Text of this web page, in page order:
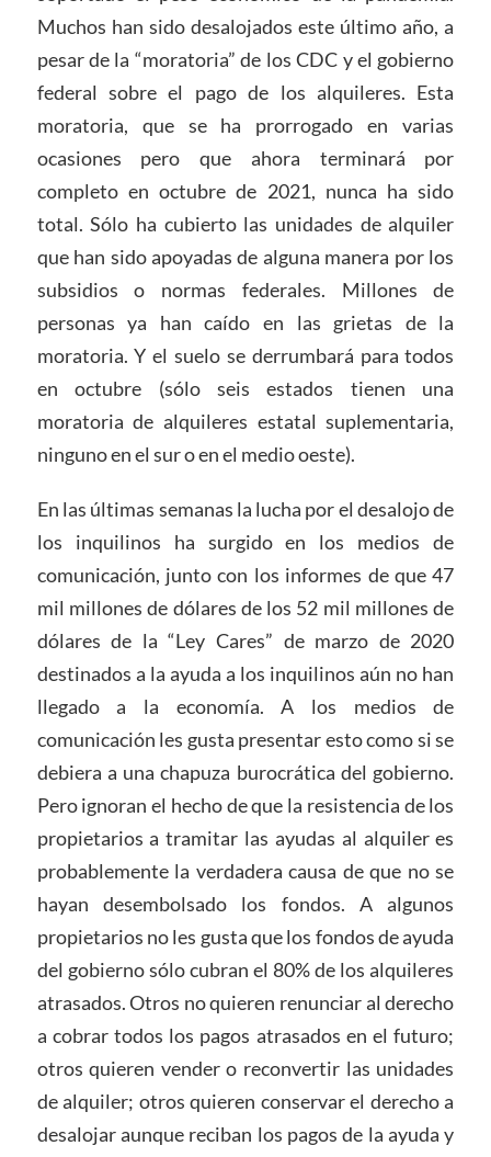
Muchos han sido desalojados este último año, a
pesar de la “moratoria” de los CDC y el gobierno
federal sobre el pago de los alquileres. Esta
moratoria, que se ha prorrogado en varias
ocasiones pero que ahora terminará por
completo en octubre de 2021, nunca ha sido
total. Sólo ha cubierto las unidades de alquiler
que han sido apoyadas de alguna manera por los
subsidios o normas federales. Millones de
personas ya han caído en las grietas de la
moratoria. Y el suelo se derrumbará para todos
en octubre (sólo seis estados tienen una
moratoria de alquileres estatal suplementaria,
ninguno en el sur o en el medio oeste).
En las últimas semanas la lucha por el desalojo de
los inquilinos ha surgido en los medios de
comunicación, junto con los informes de que 47
mil millones de dólares de los 52 mil millones de
dólares de la “Ley Cares” de marzo de 2020
destinados a la ayuda a los inquilinos aún no han
llegado a la economía. A los medios de
comunicación les gusta presentar esto como si se
debiera a una chapuza burocrática del gobierno.
Pero ignoran el hecho de que la resistencia de los
propietarios a tramitar las ayudas al alquiler es
probablemente la verdadera causa de que no se
hayan desembolsado los fondos. A algunos
propietarios no les gusta que los fondos de ayuda
del gobierno sólo cubran el 80% de los alquileres
atrasados. Otros no quieren renunciar al derecho
a cobrar todos los pagos atrasados en el futuro;
otros quieren vender o reconvertir las unidades
de alquiler; otros quieren conservar el derecho a
desalojar aunque reciban los pagos de la ayuda y